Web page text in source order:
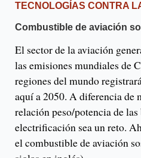
TECNOLOGÍAS CONTRA
Combustible de aviación
El sector de la aviación
las emisiones mundiales de
regiones del mundo
aquí a 2050. A diferencia de
relación peso/potencia de
electrificación sea un reto.
el combustible de aviación